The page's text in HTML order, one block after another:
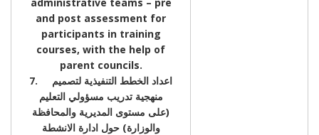
and post assessment for
participants in training
courses, with the help of
parent councils.
7. اعداد الخطط التنفيذية لتصميم
منهجية تدريب مسؤولي التعليم
(على مستوى المديرية والمحافظة
والوزارة) حول ادارة الانشطة